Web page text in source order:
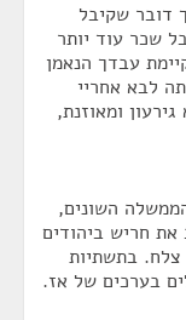
דובר שקיבל
שכר עוד יותר
עבדך הנאמן
לבא אחריי
ומאוזנת,
השונים,
את חריש ביהודים
צלח. בתשתיות
מיליוני שקלים בערכים של אז.